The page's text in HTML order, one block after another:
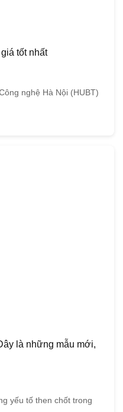
tốt nhất
nghệ Hà Nội (HUBT)
là những mẫu mới,
yếu tố then chốt trong